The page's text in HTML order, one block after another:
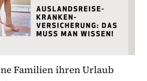
Familien ihren Urlaub